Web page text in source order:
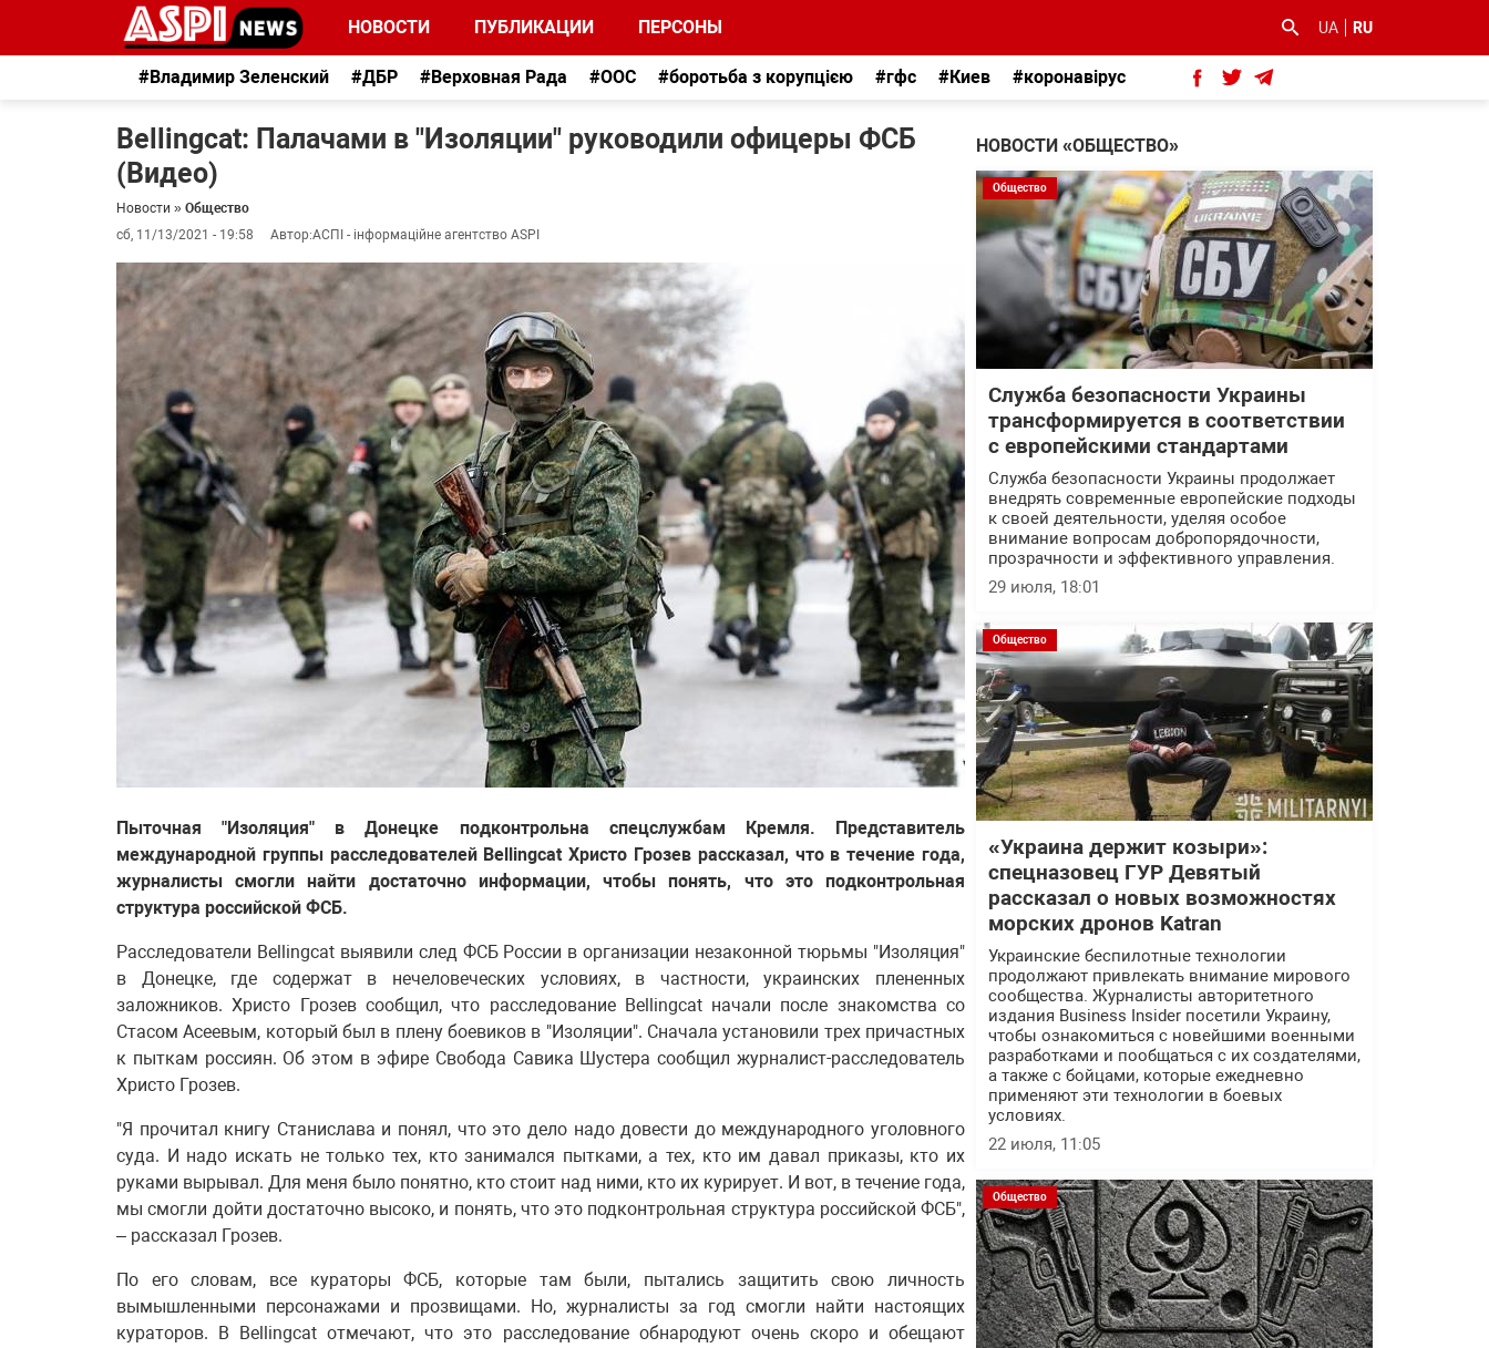
НОВОСТИ ПУБЛИКАЦИИ ПЕРСОНЫ UA RU
#Владимир Зеленский #ДБР #Верховная Рада #ООС #боротьба з корупцією #гфс #Киев #коронавірус
Bellingcat: Палачами в "Изоляции" руководили офицеры ФСБ
(Видео)
Новости » Общество
сб, 11/13/2021 - 19:58
Автор:АСПІ - інформаційне агентство ASPI
Пыточная "Изоляция" в Донецке подконтрольна спецслужбам Кремля. Представитель
международной группы расследователей Bellingcat Христо Грозев рассказал, что в течение года,
журналисты смогли найти достаточно информации, чтобы понять, что это подконтрольная
структура российской ФСБ.
Расследователи Bellingcat выявили след ФСБ России в организации незаконной тюрьмы "Изоляция"
в Донецке, где содержат в нечеловеческих условиях, в частности, украинских плененных
заложников. Христо Грозев сообщил, что расследование Bellingcat начали после знакомства со
Стасом Асеевым, который был в плену боевиков в "Изоляции". Сначала установили трех причастных
к пыткам россиян. Об этом в эфире Свобода Савика Шустера сообщил журналист-расследователь
Христо Грозев.
"Я прочитал книгу Станислава и понял, что это дело надо довести до международного уголовного
суда. И надо искать не только тех, кто занимался пытками, а тех, кто им давал приказы, кто их
руками вырывал. Для меня было понятно, кто стоит над ними, кто их курирует. И вот, в течение года,
мы смогли дойти достаточно высоко, и понять, что это подконтрольная структура российской ФСБ",
– рассказал Грозев.
По его словам, все кураторы ФСБ, которые там были, пытались защитить свою личность
вымышленными персонажами и прозвищами. Но, журналисты за год смогли найти настоящих
кураторов. В Bellingcat отмечают, что это расследование обнародуют очень скоро и обещают
НОВОСТИ «ОБЩЕСТВО»
Общество
Служба безопасности Украины
трансформируется в соответствии
с европейскими стандартами
Служба безопасности Украины продолжает
внедрять современные европейские подходы
к своей деятельности, уделяя особое
внимание вопросам добропорядочности,
прозрачности и эффективного управления.
29 июля, 18:01
Общество
«Украина держит козыри»:
спецназовец ГУР Девятый
рассказал о новых возможностях
морских дронов Katran
Украинские беспилотные технологии
продолжают привлекать внимание мирового
сообщества. Журналисты авторитетного
издания Business Insider посетили Украину,
чтобы ознакомиться с новейшими военными
разработками и пообщаться с их создателями,
а также с бойцами, которые ежедневно
применяют эти технологии в боевых
условиях.
22 июля, 11:05
Общество